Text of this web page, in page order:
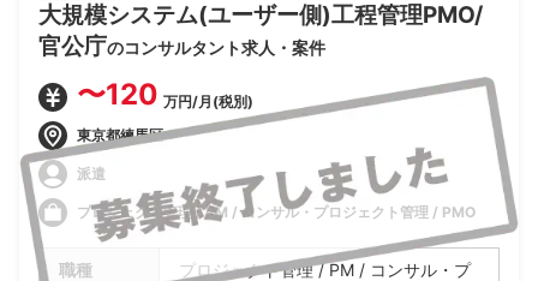
大規模システム(ユーザー側)工程管理PMO/
官公庁のコンサルタント求人・案件
〜120 万円/月(税別)
東京都練馬区
派遣
プロジェクト管理 / PM / コンサル・プロジェクト管理 / PMO
職種
プロジェクト管理 / PM / コンサル・プ